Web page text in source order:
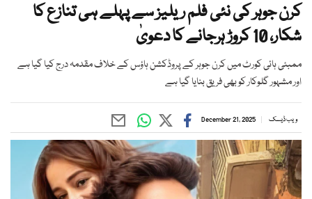
کرن جوہر کی نئی فلم ریلیز سے پہلے ہی تنازع کا
شکار، 10 کروڑ ہرجانے کا دعویٰ
ممبئی ہائی کورٹ میں کرن جوہر کے پروڈکشن ہاؤس کے خلاف مقدمہ درج کیا گیا ہے
اور مشہور گلوکار کو بھی فریق بنایا گیا ہے
ویب ڈیسک December 21, 2025